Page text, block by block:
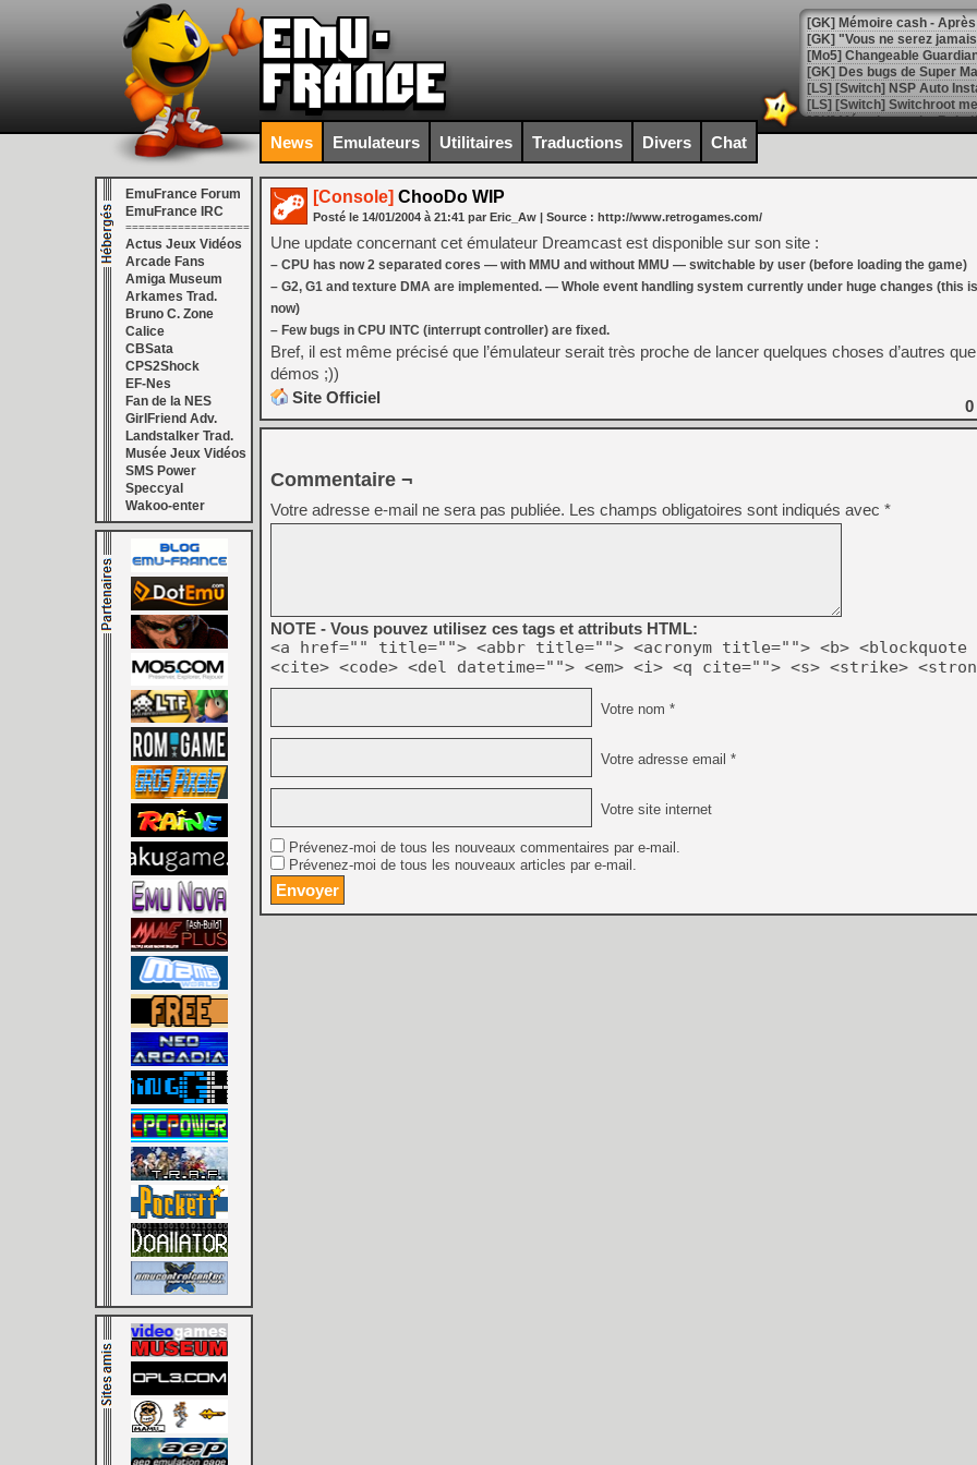
[GK] Mémoire cash -
[GK] "Vous ne serez
[Mo5] Changeable
[GK] Des bugs de Super
[LS] [Switch] NSP Auto
[GK] La saga horrifique
[GK] Le portage de Super
[Mo5] Le jeu de course
[GK] Guillermo del Toro
[GK] Mistfall Hunter : déjà
[GK] Wo Long 2 évolue
[GK] Crossfire : un TPS à
[LS] [PS5] Premiers
[Mo5] DOOM arrive en
[GK] Bethesda fête les 30
[GK] Roblox : l'action en
[GK] Agenda - GeForce
[GK] Devolver Digital en a
[LS] [PS5] ps5-y2jb-
[GK] Pourquoi Marvel
[GK] Test : Restory : Chill
[GK] GTA 6 : Rockstar
[GK] Hot Wheels Infinite
[GK] Mémoire cash -
[GK] Résultats Nintendo :
[GK] Dans ce jeu de
News Emulateurs Utilitaires Traductions Divers Chat
EmuFrance Forum
EmuFrance IRC
===================
Actus Jeux Vidéos
Arcade Fans
Amiga Museum
Arkames Trad.
Bruno C. Zone
Calice
CBSata
CPS2Shock
EF-Nes
Fan de la NES
GirlFriend Adv.
Landstalker Trad.
Musée Jeux Vidéos
SMS Power
Speccyal
Wakoo-enter
[Console] ChooDo WIP
Posté le 14/01/2004 à 21:41 par Eric_Aw | Source : http://www.retrogames.com/
Une update concernant cet émulateur Dreamcast est disponible sur son site :
– CPU has now 2 separated cores — with MMU and without MMU — switchable by user (before loading the game)
– G2, G1 and texture DMA are implemented. — Whole event handling system currently under huge changes (this
now)
– Few bugs in CPU INTC (interrupt controller) are fixed.
Bref, il est même précisé que l’émulateur serait très proche de lancer quelques choses d’autres
démos ;))
Site Officiel
0
Commentaire ¬
Votre adresse e-mail ne sera pas publiée. Les champs obligatoires sont indiqués avec *
NOTE - Vous pouvez utilisez ces tags et attributs HTML:
<a href="" title=""> <abbr title=""> <acronym title=""> <b> <blockquote
<cite> <code> <del datetime=""> <em> <i> <q cite=""> <s> <strike>
Votre nom *
Votre adresse email *
Votre site internet
Prévenez-moi de tous les nouveaux commentaires par e-mail.
Prévenez-moi de tous les nouveaux articles par e-mail.